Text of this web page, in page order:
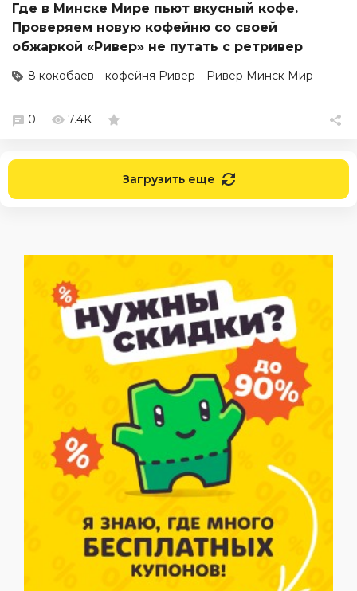
Где в Минске Мире пьют вкусный кофе.
Проверяем новую кофейню со своей
обжаркой «Ривер» не путать с ретривер
8 кокобаев кофейня Ривер Ривер Минск Мир
0 7.4K
Загрузить еще